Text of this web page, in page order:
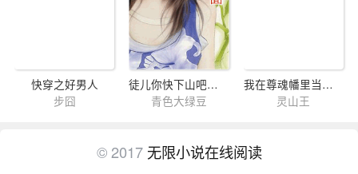
快穿之好男人
步囧
徒儿你快下山吧，师父顶不住了
青色大绿豆
我在尊魂幡里当主魂
灵山王
© 2017 无限小说在线阅读